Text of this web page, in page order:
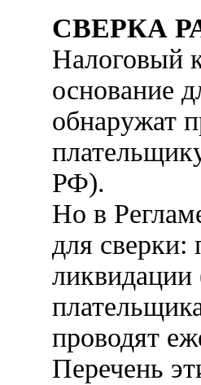
СВЕРКА
Налоговый
основание
обнаружат
РФ).
Но в
для
ликвидации
проводят
Перечень